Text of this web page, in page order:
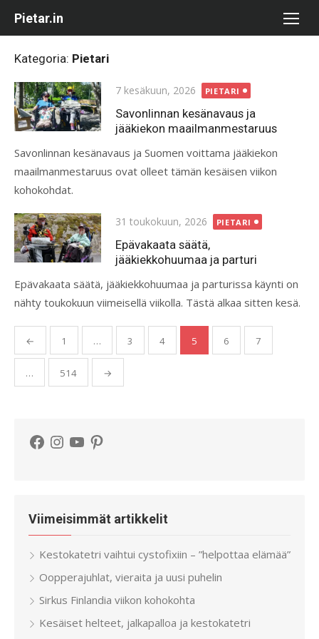
Pietar.in
Kategoria: Pietari
Posted
on
7 kesäkuun, 2026 PIETARI
Savonlinnan kesänavaus ja
jääkiekon maailmanmestaruus
Savonlinnan kesänavaus ja Suomen voittama jääkiekon
maailmanmestaruus ovat olleet tämän kesäisen viikon
kohokohdat.
Posted
on
31 toukokuun, 2026 PIETARI
Epävakaata säätä,
jääkiekkohuumaa ja parturi
Epävakaata säätä, jääkiekkohuumaa ja parturissa käynti on
nähty toukokuun viimeisellä viikolla. Tästä alkaa sitten kesä.
Artikkelien
sivutus
← 1 … 3 4 5 6 7
… 514 →
Facebook
Instagram
YouTubePinterest
Viimeisimmät artikkelit
Kestokatetri vaihtui cystofixiin – ”helpottaa elämää”
Oopperajuhlat, vieraita ja uusi puhelin
Sirkus Finlandia viikon kohokohta
Kesäiset helteet, jalkapalloa ja kestokatetri